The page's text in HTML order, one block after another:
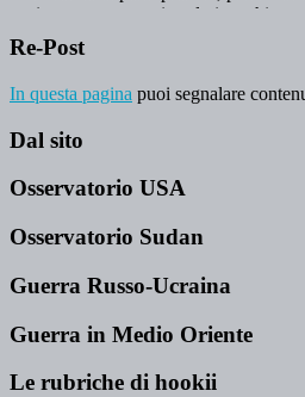
Re-Post
In questa pagina puoi segnalare
Dal sito
Osservatorio USA
Osservatorio Sudan
Guerra Russo-Ucraina
Guerra in Medio Oriente
Le rubriche di hookii